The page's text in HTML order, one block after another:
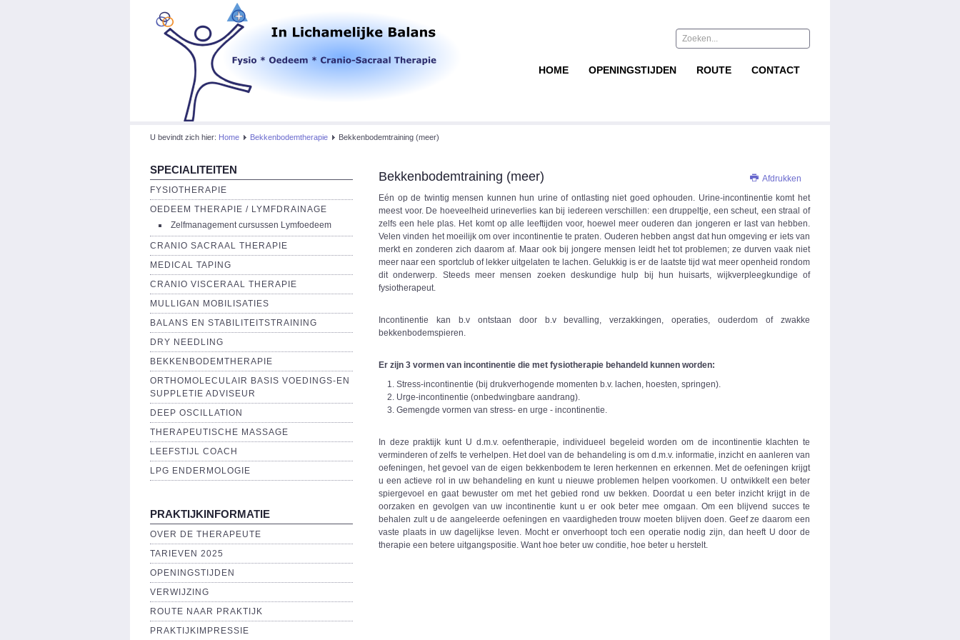
Zoeken...
HOME OPENINGSTIJDEN ROUTE CONTACT
U bevindt zich hier: Home Bekkenbodemtherapie Bekkenbodemtraining (meer)
SPECIALITEITEN
FYSIOTHERAPIE
OEDEEM THERAPIE / LYMFDRAINAGE
Zelfmanagement cursussen Lymfoedeem
CRANIO SACRAAL THERAPIE
MEDICAL TAPING
CRANIO VISCERAAL THERAPIE
MULLIGAN MOBILISATIES
BALANS EN STABILITEITSTRAINING
DRY NEEDLING
BEKKENBODEMTHERAPIE
ORTHOMOLECULAIR BASIS VOEDINGS-EN
SUPPLETIE ADVISEUR
DEEP OSCILLATION
THERAPEUTISCHE MASSAGE
LEEFSTIJL COACH
LPG ENDERMOLOGIE
PRAKTIJKINFORMATIE
OVER DE THERAPEUTE
TARIEVEN 2025
OPENINGSTIJDEN
VERWIJZING
ROUTE NAAR PRAKTIJK
PRAKTIJKIMPRESSIE
Afdrukken
Bekkenbodemtraining (meer)
Eén op de twintig mensen kunnen hun urine of ontlasting niet goed ophouden. Urine-incontinentie komt het
meest voor. De hoeveelheid urineverlies kan bij iedereen verschillen: een druppeltje, een scheut, een straal of
zelfs een hele plas. Het komt op alle leeftijden voor, hoewel meer ouderen dan jongeren er last van hebben.
Velen vinden het moeilijk om over incontinentie te praten. Ouderen hebben angst dat hun omgeving er iets van
merkt en zonderen zich daarom af. Maar ook bij jongere mensen leidt het tot problemen; ze durven vaak niet
meer naar een sportclub of lekker uitgelaten te lachen. Gelukkig is er de laatste tijd wat meer openheid rondom
dit onderwerp. Steeds meer mensen zoeken deskundige hulp bij hun huisarts, wijkverpleegkundige of
fysiotherapeut.
Incontinentie kan b.v ontstaan door b.v bevalling, verzakkingen, operaties, ouderdom of zwakke
bekkenbodemspieren.
Er zijn 3 vormen van incontinentie die met fysiotherapie behandeld kunnen worden:
Stress-incontinentie (bij drukverhogende momenten b.v. lachen, hoesten, springen).
Urge-incontinentie (onbedwingbare aandrang).
Gemengde vormen van stress- en urge - incontinentie.
In deze praktijk kunt U d.m.v. oefentherapie, individueel begeleid worden om de incontinentie klachten te
verminderen of zelfs te verhelpen. Het doel van de behandeling is om d.m.v. informatie, inzicht en aanleren van
oefeningen, het gevoel van de eigen bekkenbodem te leren herkennen en erkennen. Met de oefeningen krijgt
u een actieve rol in uw behandeling en kunt u nieuwe problemen helpen voorkomen. U ontwikkelt een beter
spiergevoel en gaat bewuster om met het gebied rond uw bekken. Doordat u een beter inzicht krijgt in de
oorzaken en gevolgen van uw incontinentie kunt u er ook beter mee omgaan. Om een blijvend succes te
behalen zult u de aangeleerde oefeningen en vaardigheden trouw moeten blijven doen. Geef ze daarom een
vaste plaats in uw dagelijkse leven. Mocht er onverhoopt toch een operatie nodig zijn, dan heeft U door de
therapie een betere uitgangspositie. Want hoe beter uw conditie, hoe beter u herstelt.